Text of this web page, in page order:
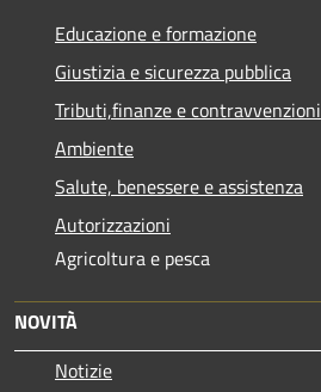
Educazione e formazione
Giustizia e sicurezza pubblica
Tributi,finanze e contravvenzioni
Ambiente
Salute, benessere e assistenza
Autorizzazioni
Agricoltura e pesca
NOVITÀ
Notizie